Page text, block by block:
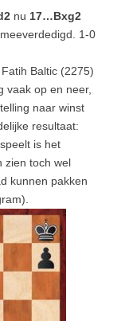
nu 17…Bxg2
1-0
Baltic (2275)
vaak op en neer,
naar winst
resultaat:
is het
zien toch wel
kunnen pakken